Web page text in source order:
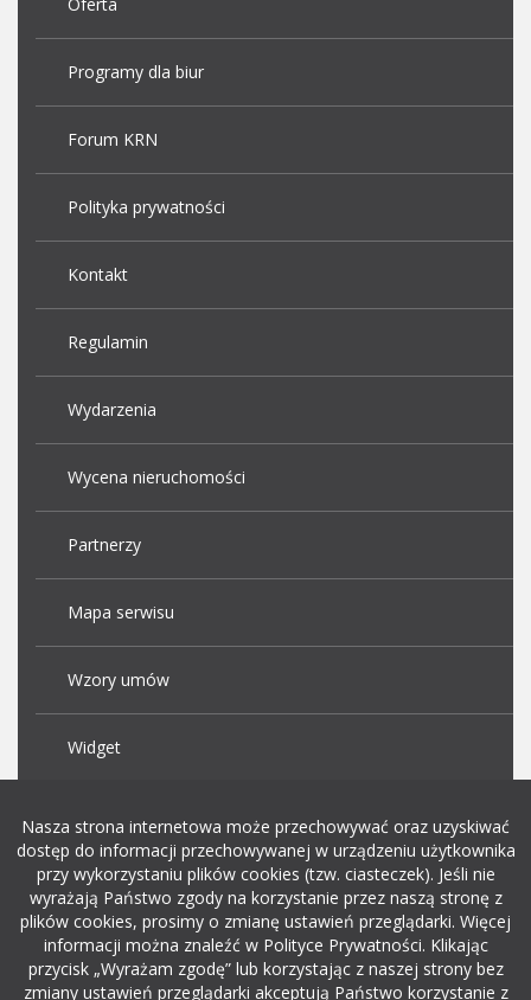
Programy dla biur
Forum KRN
Polityka prywatności
Kontakt
Regulamin
Wydarzenia
Wycena nieruchomości
Partnerzy
Mapa serwisu
Wzory umów
Widget
Dodaj ogłoszenie o pracę
rekrutacja w it
Nasza strona internetowa może przechowywać oraz uzyskiwać
dostęp do informacji przechowywanej w urządzeniu użytkownika
przy wykorzystaniu plików cookies (tzw. ciasteczek). Jeśli nie
wyrażają Państwo zgody na korzystanie przez naszą stronę z
plików cookies, prosimy o zmianę ustawień przeglądarki. Więcej
informacji można znaleźć w Polityce Prywatności. Klikając
przycisk „Wyrażam zgodę” lub korzystając z naszej strony bez
zmiany ustawień przeglądarki akceptują Państwo korzystanie z